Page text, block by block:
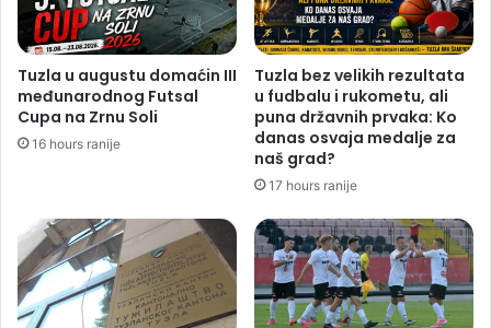
Tuzla u augustu domaćin III
međunarodnog Futsal
Cupa na Zrnu Soli
16 hours ranije
Tuzla bez velikih rezultata
u fudbalu i rukometu, ali
puna državnih prvaka: Ko
danas osvaja medalje za
naš grad?
17 hours ranije